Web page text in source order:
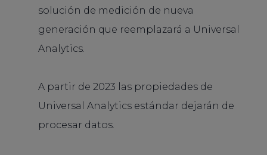
solución de medición de nueva
generación que reemplazará a Universal
Analytics.
A partir de 2023 las propiedades de
Universal Analytics estándar dejarán de
procesar datos.